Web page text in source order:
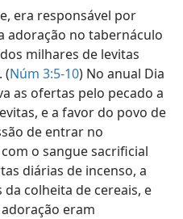
era responsável por
adoração no tabernáculo
milhares de levitas
(Núm 3:5-10) No anual Dia
as ofertas pelo pecado a
e a favor do povo de
de entrar no
o sangue sacrificial
diárias de incenso, a
colheita de cereais, e
eram